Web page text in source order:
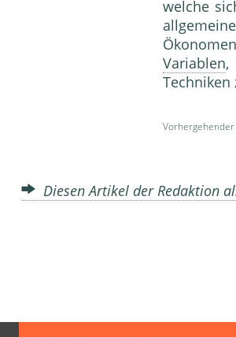
welche
Variablen,
Vorhergehender
Diesen Artikel der Redaktion